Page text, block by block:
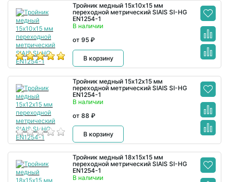
Тройник медный 15х10х15 мм
переходной метрический SIAIS SI-HG
EN1254-1
В наличии
от 95 ₽
В корзину
Тройник медный 15х12х15 мм
переходной метрический SIAIS SI-HG
EN1254-1
В наличии
от 88 ₽
В корзину
Тройник медный 18х15х15 мм
переходной метрический SIAIS SI-HG
EN1254-1
В наличии